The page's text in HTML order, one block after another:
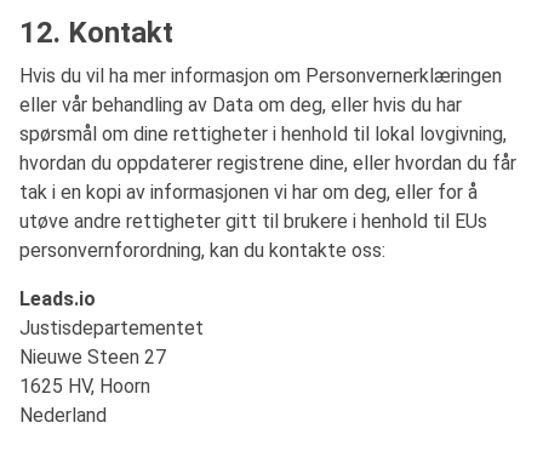
12. Kontakt
Hvis du vil ha mer informasjon om Personvernerklæringen
eller vår behandling av Data om deg, eller hvis du har
spørsmål om dine rettigheter i henhold til lokal lovgivning,
hvordan du oppdaterer registrene dine, eller hvordan du får
tak i en kopi av informasjonen vi har om deg, eller for å
utøve andre rettigheter gitt til brukere i henhold til EUs
personvernforordning, kan du kontakte oss:
Leads.io
Justisdepartementet
Nieuwe Steen 27
1625 HV, Hoorn
Nederland